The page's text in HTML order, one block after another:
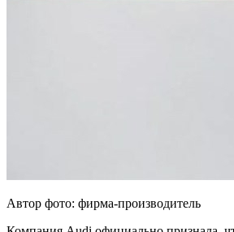
Автор фото: фирма-производитель